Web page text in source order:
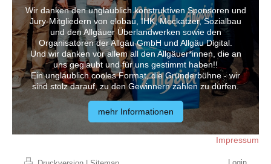
Wir danken den unglaublich konstruktiven Sponsoren und
Jury-Mitgliedern von elobau, IHK, Meckatzer, Sozialbau
und den Allgäuer Überlandwerken sowie den
Organisatoren der Allgäu GmbH und Allgäu Digital.
Und wir danken vor allem all den Allgäuer*innen, die an
uns geglaubt und für uns gestimmt haben!!
Ein unglaublich cooles Format, die Gründerbühne - wir
sind stolz darauf, zu den Gewinnern zählen zu dürfen.
mehr Informationen
Impressum